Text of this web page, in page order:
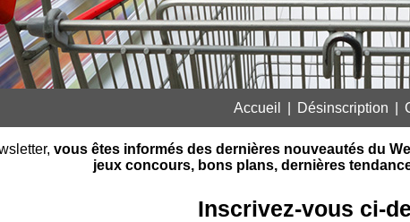
Accueil Désinscription
vous êtes informés des dernières nouveautés du
jeux concours, bons plans, dernières
Inscrivez-vous ci-